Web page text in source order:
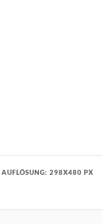
AUFLÖSUNG: 298X480 PX